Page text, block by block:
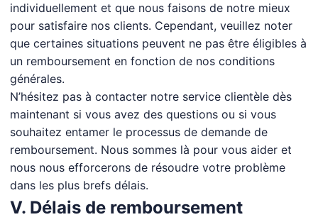
individuellement et que nous faisons de notre mieux
pour satisfaire nos clients. Cependant, veuillez noter
que certaines situations peuvent ne pas être éligibles à
un remboursement en fonction de nos conditions
générales.
N’hésitez pas à contacter notre service clientèle dès
maintenant si vous avez des questions ou si vous
souhaitez entamer le processus de demande de
remboursement. Nous sommes là pour vous aider et
nous nous efforcerons de résoudre votre problème
dans les plus brefs délais.
V. Délais de remboursement